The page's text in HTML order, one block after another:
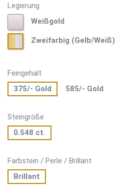
Legierung
WeißgoldWeißgold
Zweifarbig
(Gelb/Weiß)
Zweifarbig (Gelb/Weiß)
Feingehalt
375/- Gold
585/- Gold
Steingröße
0.548 ct.
Farbstein / Perle / Brillant
Brillant